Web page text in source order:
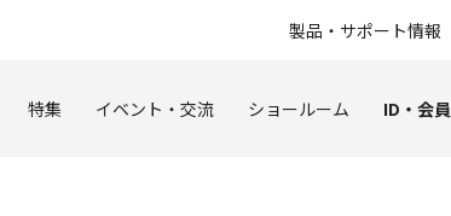
製品・サポート情報
特集 イベント・交流 ショールーム ID・会員